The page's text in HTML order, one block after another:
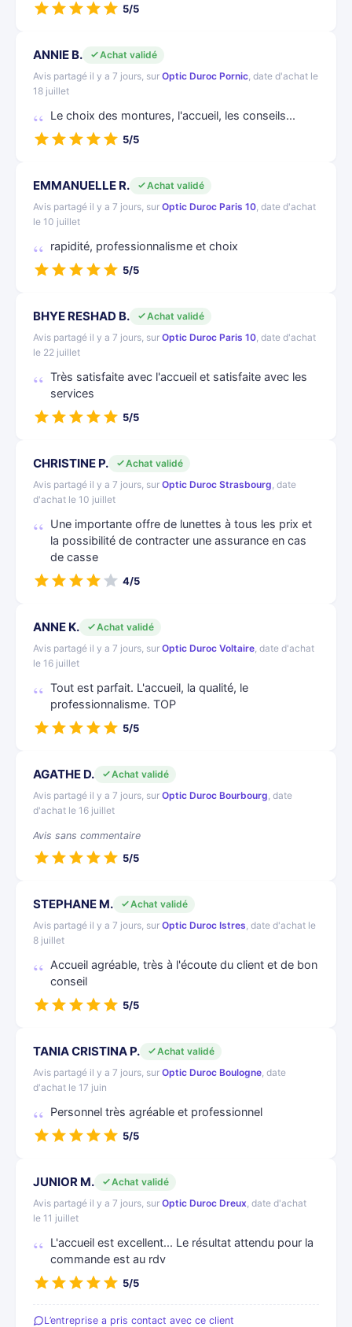
5/5
ANNIE B.
Achat validé
Avis partagé il y a 7 jours, sur Optic Duroc Pornic, date d'achat le
18 juillet
Le choix des montures, l'accueil, les conseils...
5/5
EMMANUELLE R.
Achat validé
Avis partagé il y a 7 jours, sur Optic Duroc Paris 10, date d'achat
le 10 juillet
rapidité, professionnalisme et choix
5/5
BHYE RESHAD B.
Achat validé
Avis partagé il y a 7 jours, sur Optic Duroc Paris 10, date d'achat
le 22 juillet
Très satisfaite avec l'accueil et satisfaite avec les
services
5/5
CHRISTINE P.
Achat validé
Avis partagé il y a 7 jours, sur Optic Duroc Strasbourg, date
d'achat le 10 juillet
Une importante offre de lunettes à tous les prix et
la possibilité de contracter une assurance en cas
de casse
4/5
ANNE K.
Achat validé
Avis partagé il y a 7 jours, sur Optic Duroc Voltaire, date d'achat
le 16 juillet
Tout est parfait. L'accueil, la qualité, le
professionnalisme. TOP
5/5
AGATHE D.
Achat validé
Avis partagé il y a 7 jours, sur Optic Duroc Bourbourg, date
d'achat le 16 juillet
Avis sans commentaire
5/5
STEPHANE M.
Achat validé
Avis partagé il y a 7 jours, sur Optic Duroc Istres, date d'achat le
8 juillet
Accueil agréable, très à l'écoute du client et de bon
conseil
5/5
TANIA CRISTINA P.
Achat validé
Avis partagé il y a 7 jours, sur Optic Duroc Boulogne, date
d'achat le 17 juin
Personnel très agréable et professionnel
5/5
JUNIOR M.
Achat validé
Avis partagé il y a 7 jours, sur Optic Duroc Dreux, date d'achat
le 11 juillet
L'accueil est excellent... Le résultat attendu pour la
commande est au rdv
5/5
L’entreprise a pris contact avec ce client